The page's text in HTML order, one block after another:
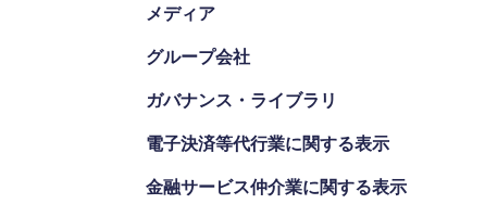
メディア
グループ会社
ガバナンス・ライブラリ
電子決済等代行業に関する表示
金融サービス仲介業に関する表示